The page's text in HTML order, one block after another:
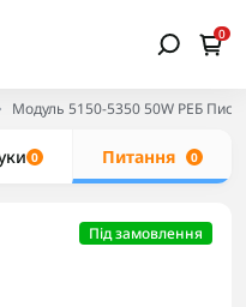
0
Модуль 5150-5350 50W РЕБ
0 Питання 0
Під замовлення